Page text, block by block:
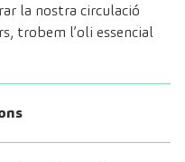
la nostra circulació
trobem l’oli essencial